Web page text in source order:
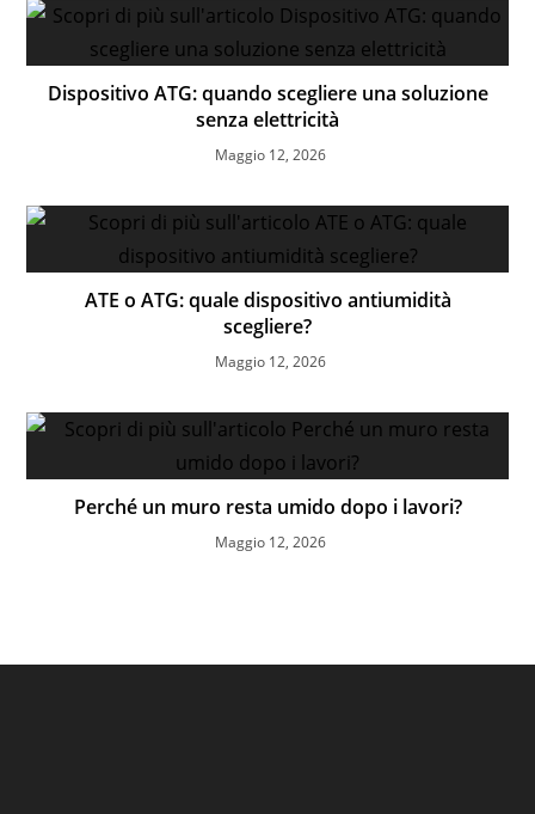
Dispositivo ATG: quando scegliere una soluzione
senza elettricità
Maggio 12, 2026
ATE o ATG: quale dispositivo antiumidità
scegliere?
Maggio 12, 2026
Perché un muro resta umido dopo i lavori?
Maggio 12, 2026